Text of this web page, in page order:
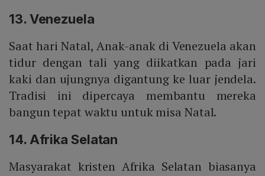
13. Venezuela
Saat hari Natal, Anak-anak di Venezuela akan
tidur dengan tali yang diikatkan pada jari
kaki dan ujungnya digantung ke luar jendela.
Tradisi ini dipercaya membantu mereka
bangun tepat waktu untuk misa Natal.
14. Afrika Selatan
Masyarakat kristen Afrika Selatan biasanya